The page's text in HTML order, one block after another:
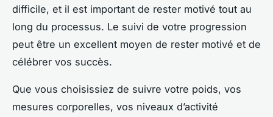
difficile, et il est important de rester motivé tout au
long du processus. Le suivi de votre progression
peut être un excellent moyen de rester motivé et de
célébrer vos succès.
Que vous choisissiez de suivre votre poids, vos
mesures corporelles, vos niveaux d’activité